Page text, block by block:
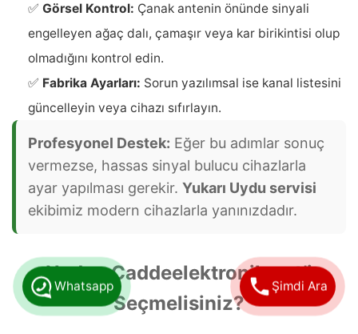
✅ Görsel Kontrol: Çanak antenin önünde sinyali
engelleyen ağaç dalı, çamaşır veya kar birikintisi olup
olmadığını kontrol edin.
✅ Fabrika Ayarları: Sorun yazılımsal ise kanal listesini
güncelleyin veya cihazı sıfırlayın.
Profesyonel Destek: Eğer bu adımlar sonuç
vermezse, hassas sinyal bulucu cihazlarla
ayar yapılması gerekir. Yukarı Uydu servisi
ekibimiz modern cihazlarla yanınızdadır.
Neden Caddeelektronik.net’i
Seçmelisiniz?
Şimdi Ara
Whatsapp